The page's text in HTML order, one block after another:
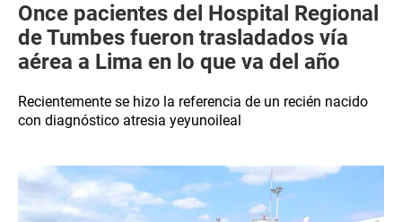
Once pacientes del Hospital Regional
de Tumbes fueron trasladados vía
aérea a Lima en lo que va del año
Recientemente se hizo la referencia de un recién nacido
con diagnóstico atresia yeyunoileal